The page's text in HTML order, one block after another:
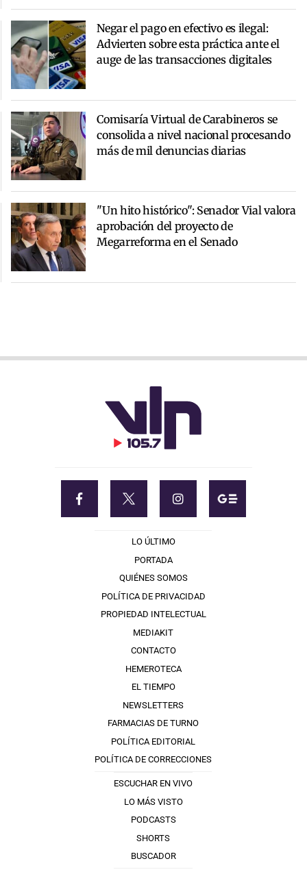
Negar el pago en efectivo es ilegal:
Advierten sobre esta práctica ante el
auge de las transacciones digitales
Comisaría Virtual de Carabineros se
consolida a nivel nacional procesando
más de mil denuncias diarias
"Un hito histórico": Senador Vial valora
aprobación del proyecto de
Megarreforma en el Senado
LO ÚLTIMO
PORTADA
QUIÉNES SOMOS
POLÍTICA DE PRIVACIDAD
PROPIEDAD INTELECTUAL
MEDIAKIT
CONTACTO
HEMEROTECA
EL TIEMPO
NEWSLETTERS
FARMACIAS DE TURNO
POLÍTICA EDITORIAL
POLÍTICA DE CORRECCIONES
ESCUCHAR EN VIVO
LO MÁS VISTO
PODCASTS
SHORTS
BUSCADOR